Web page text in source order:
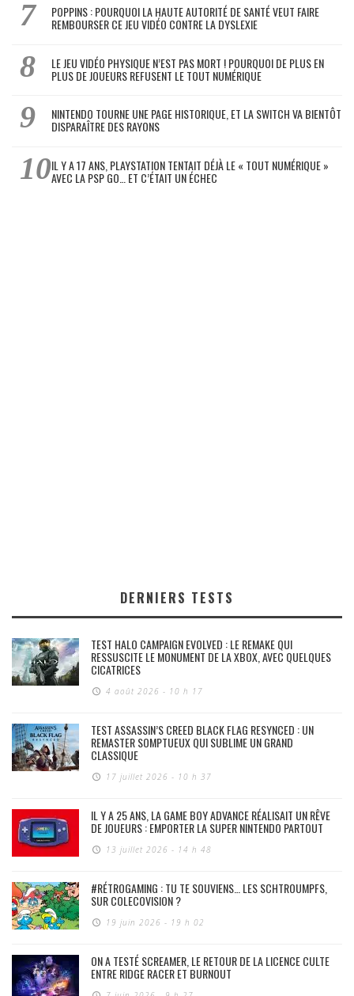
POPPINS : POURQUOI LA HAUTE AUTORITÉ DE SANTÉ VEUT FAIRE
REMBOURSER CE JEU VIDÉO CONTRE LA DYSLEXIE
LE JEU VIDÉO PHYSIQUE N’EST PAS MORT ! POURQUOI DE PLUS EN
PLUS DE JOUEURS REFUSENT LE TOUT NUMÉRIQUE
NINTENDO TOURNE UNE PAGE HISTORIQUE, ET LA SWITCH VA BIENTÔT
DISPARAÎTRE DES RAYONS
IL Y A 17 ANS, PLAYSTATION TENTAIT DÉJÀ LE « TOUT NUMÉRIQUE »
AVEC LA PSP GO… ET C’ÉTAIT UN ÉCHEC
DERNIERS TESTS
TEST HALO CAMPAIGN EVOLVED : LE REMAKE QUI
RESSUSCITE LE MONUMENT DE LA XBOX, AVEC QUELQUES
CICATRICES
4 août 2026 - 10 h 17
TEST ASSASSIN’S CREED BLACK FLAG RESYNCED : UN
REMASTER SOMPTUEUX QUI SUBLIME UN GRAND
CLASSIQUE
17 juillet 2026 - 10 h 37
IL Y A 25 ANS, LA GAME BOY ADVANCE RÉALISAIT UN RÊVE
DE JOUEURS : EMPORTER LA SUPER NINTENDO PARTOUT
13 juillet 2026 - 14 h 48
#RÉTROGAMING : TU TE SOUVIENS… LES SCHTROUMPFS,
SUR COLECOVISION ?
19 juin 2026 - 19 h 02
ON A TESTÉ SCREAMER, LE RETOUR DE LA LICENCE CULTE
ENTRE RIDGE RACER ET BURNOUT